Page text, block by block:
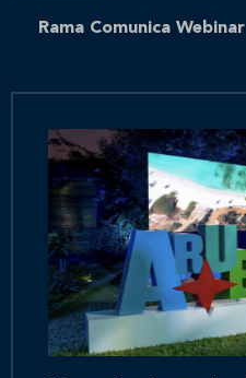
Rama Comunica Webinar